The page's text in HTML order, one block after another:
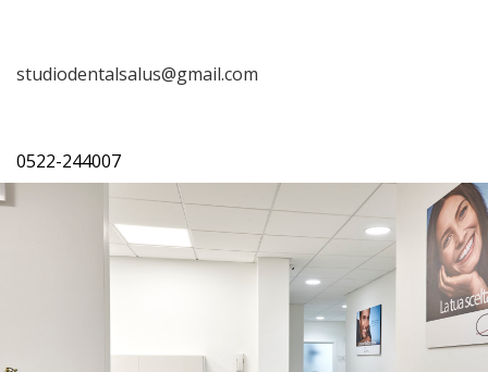
studiodentalsalus@gmail.com
0522-244007